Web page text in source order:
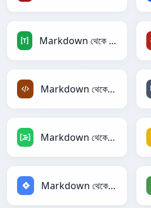
Markdown থেকে TOML
Markdown থেকে XML
Markdown থেকে DAX
Markdown থেকে Jira